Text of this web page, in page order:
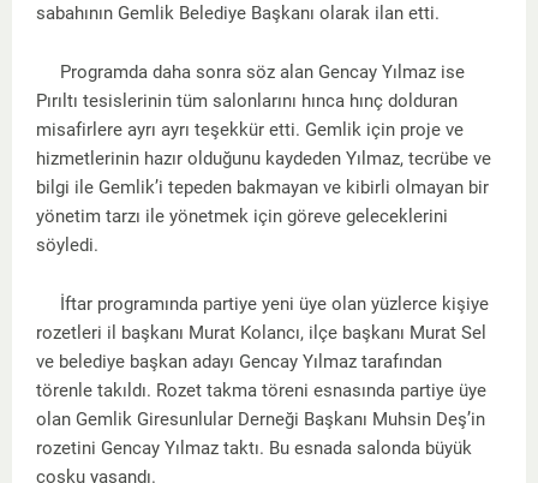
sabahının Gemlik Belediye Başkanı olarak ilan etti.
Programda daha sonra söz alan Gencay Yılmaz ise
Pırıltı tesislerinin tüm salonlarını hınca hınç dolduran
misafirlere ayrı ayrı teşekkür etti. Gemlik için proje ve
hizmetlerinin hazır olduğunu kaydeden Yılmaz, tecrübe ve
bilgi ile Gemlik’i tepeden bakmayan ve kibirli olmayan bir
yönetim tarzı ile yönetmek için göreve geleceklerini
söyledi.
İftar programında partiye yeni üye olan yüzlerce kişiye
rozetleri il başkanı Murat Kolancı, ilçe başkanı Murat Sel
ve belediye başkan adayı Gencay Yılmaz tarafından
törenle takıldı. Rozet takma töreni esnasında partiye üye
olan Gemlik Giresunlular Derneği Başkanı Muhsin Deş’in
rozetini Gencay Yılmaz taktı. Bu esnada salonda büyük
coşku yaşandı.